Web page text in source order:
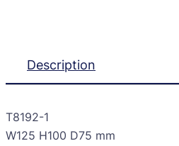
Description
T8192-1
W125 H100 D75 mm